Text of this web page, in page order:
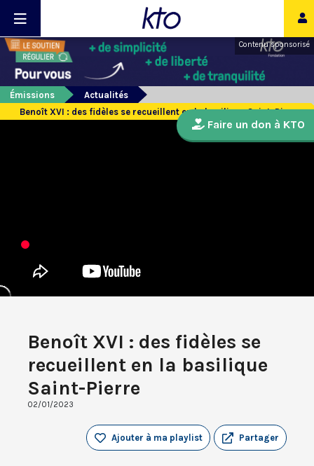
Contenu sponsorisé
Émissions
Actualités
Benoît XVI : des fidèles se recueillent en la basilique Saint-Pierre
Benoît XVI : des fidèles se
recueillent en la basilique
Saint-Pierre
02/01/2023
Partager
Ajouter à ma playlist
Faire un don à KTO